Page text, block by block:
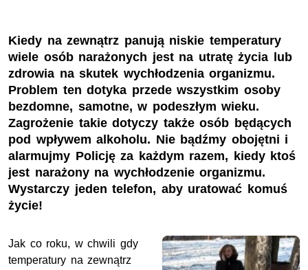
Kiedy na zewnątrz panują niskie temperatury
wiele osób narażonych jest na utratę życia lub
zdrowia na skutek wychłodzenia organizmu.
Problem ten dotyka przede wszystkim osoby
bezdomne, samotne, w podeszłym wieku.
Zagrożenie takie dotyczy także osób będących
pod wpływem alkoholu. Nie bądźmy obojętni i
alarmujmy Policję za każdym razem, kiedy ktoś
jest narażony na wychłodzenie organizmu.
Wystarczy jeden telefon, aby uratować komuś
życie!
Jak co roku, w chwili gdy
temperatury na zewnątrz